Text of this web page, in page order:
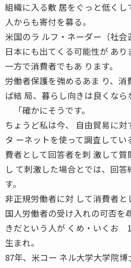
組織に入る敷 居をぐっと低くし
人からも寄付を募る。
米国のラ ルフ・ネーダー（社
日本にも出てくる可能性が あ
一方で消費者でもあ ります。
労働者保護を強めるあま り、
ば結 局、暮らし向きは良くなら
「確かにそうです。
ちょうど私は今、 自由貿易に
タ ーネットを使って調査してい
費者として回答者を刺 激して
し て刺激した場合とでは、回
す。
非正規労働者に対 して消費者
国人労働者の受け入れの可否を
きだという人が くめ・いくお
生まれ。
87年、米コー ネル大学大学院博